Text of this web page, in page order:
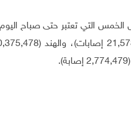
التي تعتبر حتى صباح اليوم